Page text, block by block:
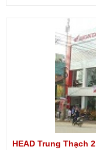
HEAD Trung Thạch 2